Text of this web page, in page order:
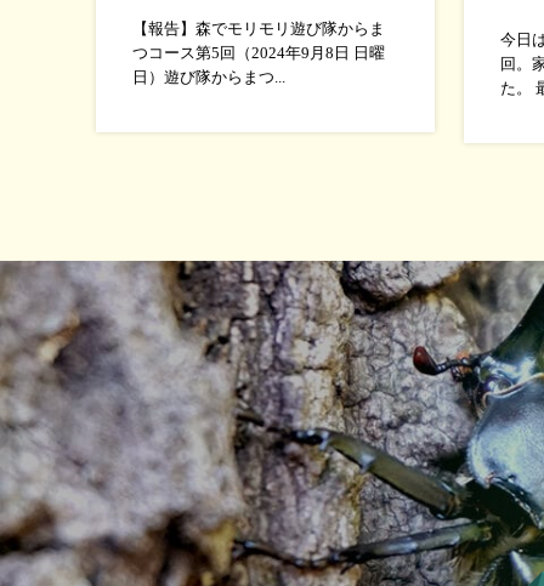
【報告】森でモリモリ遊び隊からま
つコース第5回（2024年9月8日 日曜
日）遊び隊からまつ...
今日
回。
た。